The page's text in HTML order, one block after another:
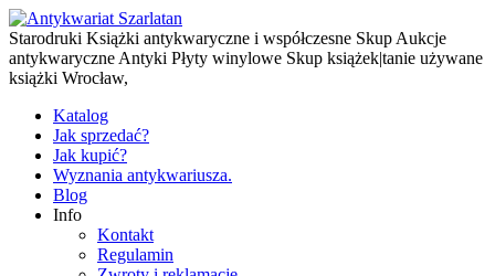
Starodruki Książki antykwaryczne i współczesne Skup Aukcje
antykwaryczne Antyki Płyty winylowe Skup książek|tanie używane
książki Wrocław,
Katalog
Jak sprzedać?
Jak kupić?
Wyznania antykwariusza.
Blog
Info
Kontakt
Regulamin